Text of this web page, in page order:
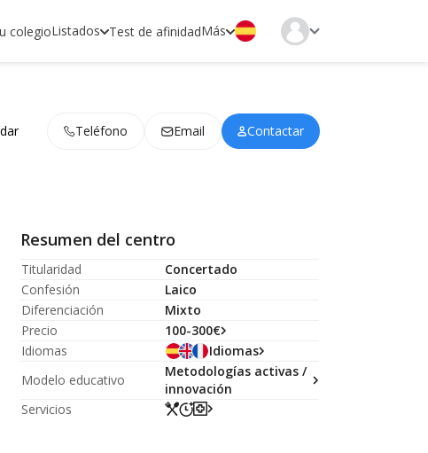
colegioListados Test de afinidadMás
Teléfono Email Contactar
Resumen del centro
Titularidad
Concertado
Confesión
Laico
Diferenciación
Mixto
Precio
100-300€
Idiomas
Idiomas
Modelo educativo
Metodologías activas /
innovación
Servicios